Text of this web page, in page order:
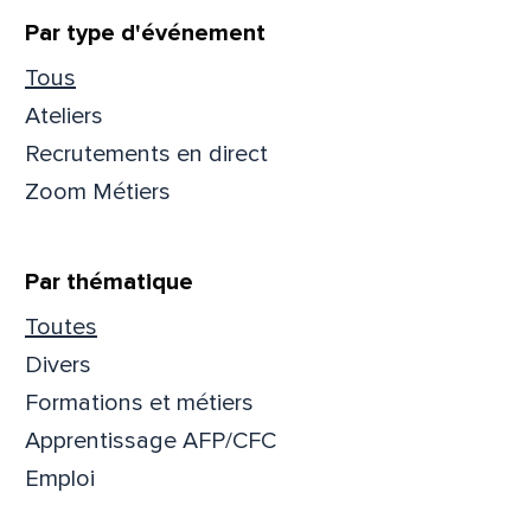
Filtrer
Par type d'événement
Tous
Ateliers
Recrutements en direct
Zoom Métiers
Par thématique
Toutes
Divers
Formations et métiers
Apprentissage AFP/CFC
Emploi